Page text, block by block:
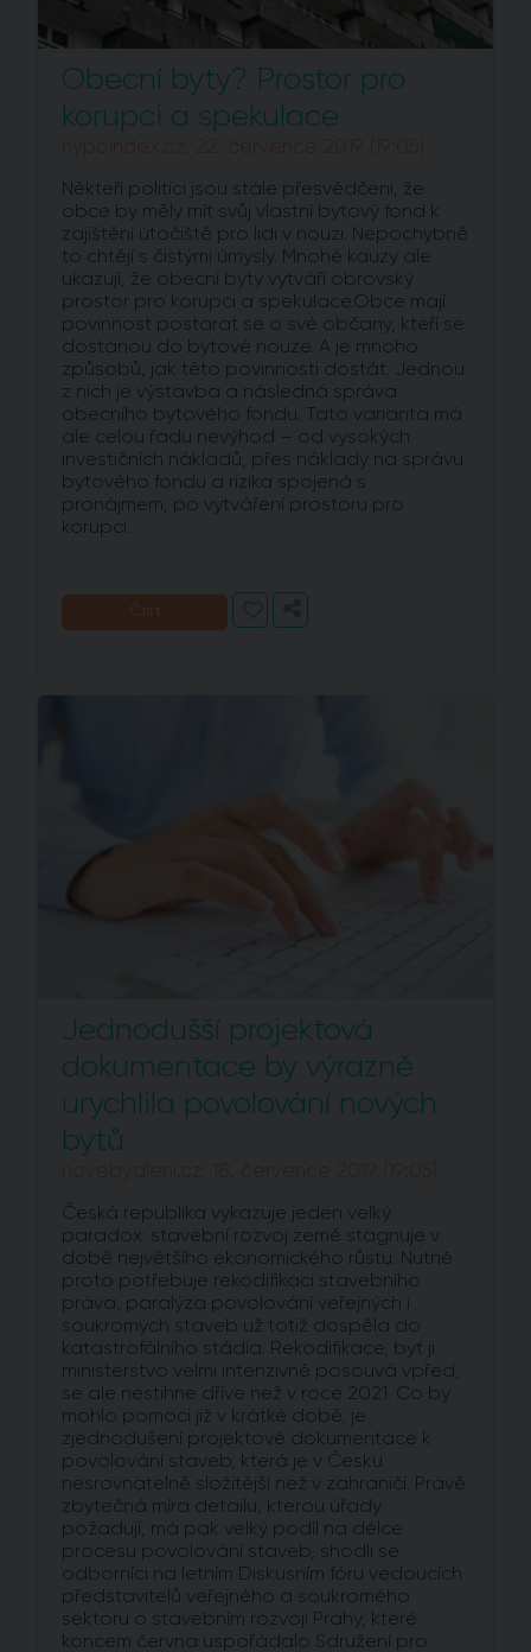
Obecní byty? Prostor pro
korupci a spekulace
hypoindex.cz, 22. července 2019 (19:05)
Někteří politici jsou stále přesvědčeni, že
obce by měly mít svůj vlastní bytový fond k
zajištění útočiště pro lidi v nouzi. Nepochybně
to chtějí s čistými úmysly. Mnohé kauzy ale
ukazují, že obecní byty vytváří obrovský
prostor pro korupci a spekulace.Obce mají
povinnost postarat se o své občany, kteří se
dostanou do bytové nouze. A je mnoho
způsobů, jak této povinnosti dostát. Jednou
z nich je výstavba a následná správa
obecního bytového fondu. Tato varianta má
ale celou řadu nevýhod – od vysokých
investičních nákladů, přes náklady na správu
bytového fondu a rizika spojená s
pronájmem, po vytváření prostoru pro
korupci.
Číst
Jednodušší projektová
dokumentace by výrazně
urychlila povolování nových
bytů
novebydleni.cz, 18. července 2019 (19:05)
Česká republika vykazuje jeden velký
paradox: stavební rozvoj země stagnuje v
době největšího ekonomického růstu. Nutně
proto potřebuje rekodifikaci stavebního
práva, paralýza povolování veřejných i
soukromých staveb už totiž dospěla do
katastrofálního stádia. Rekodifikace, byť ji
ministerstvo velmi intenzivně posouvá vpřed,
se ale nestihne dříve než v roce 2021. Co by
mohlo pomoci již v krátké době, je
zjednodušení projektové dokumentace k
povolování staveb, která je v Česku
nesrovnatelně složitější než v zahraničí. Právě
zbytečná míra detailu, kterou úřady
požadují, má pak velký podíl na délce
procesu povolování staveb, shodli se
odborníci na letním Diskusním fóru vedoucích
představitelů veřejného a soukromého
sektoru o stavebním rozvoji Prahy, které
koncem června uspořádalo Sdružení pro